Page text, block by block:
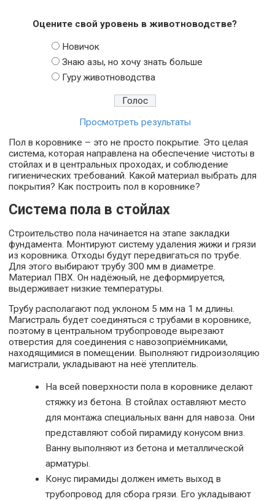
Оцените свой уровень в животноводстве?
Новичок
Знаю азы, но хочу знать больше
Гуру животноводства
Просмотреть результаты
Пол в коровнике – это не просто покрытие. Это целая
система, которая направлена на обеспечение чистоты в
стойлах и в центральных проходах, и соблюдение
гигиенических требований. Какой материал выбрать для
покрытия? Как построить пол в коровнике?
Система пола в стойлах
Строительство пола начинается на этапе закладки
фундамента. Монтируют систему удаления жижи и грязи
из коровника. Отходы будут передвигаться по трубе.
Для этого выбирают трубу 300 мм в диаметре.
Материал ПВХ. Он надёжный, не деформируется,
выдерживает низкие температуры.
Трубу располагают под уклоном 5 мм на 1 м длины.
Магистраль будет соединяться с трубами в коровнике,
поэтому в центральном трубопроводе вырезают
отверстия для соединения с навозоприёмниками,
находящимися в помещении. Выполняют гидроизоляцию
магистрали, укладывают на неё утеплитель.
На всей поверхности пола в коровнике делают
стяжку из бетона. В стойлах оставляют место
для монтажа специальных ванн для навоза. Они
представляют собой пирамиду конусом вниз.
Ванну выполняют из бетона и металлической
арматуры.
Конус пирамиды должен иметь выход в
трубопровод для сбора грязи. Его укладывают